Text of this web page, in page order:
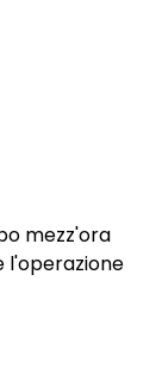
mezz'ora
l'operazione